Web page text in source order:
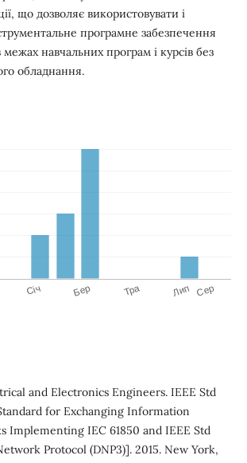
що дозволяє використовувати і
програмне забезпечення
навчальних програм і курсів без
обладнання.
and Electronics Engineers. IEEE Std
Standard for Exchanging Information
Implementing IEC 61850 and IEEE Std
Protocol (DNP3)]. 2015. New York,